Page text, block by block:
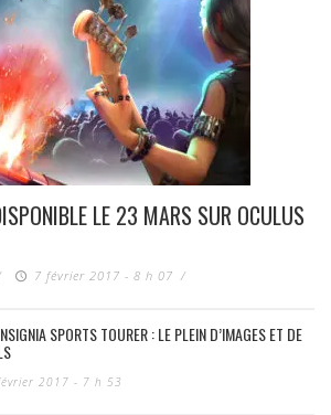
LE 23 MARS SUR OCULUS
7 février 2017 - 8 h 07 /
SPORTS TOURER : LE PLEIN D’IMAGES ET DE
2017 - 7 h 53